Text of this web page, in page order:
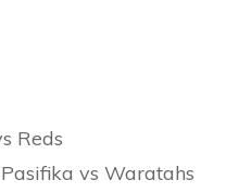
Reds
vs Waratahs